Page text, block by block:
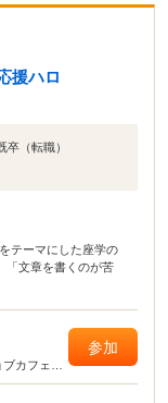
援ハロ
（転職）
テーマにした座学の
「文章を書くのが苦
カフェ北
参加